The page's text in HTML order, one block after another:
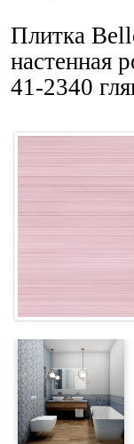
Плитка
настенная
41-2340